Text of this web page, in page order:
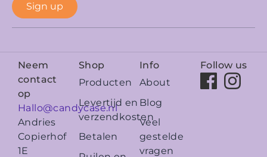
Sign up
Neem
contact
op
Hallo@candycase.nl
Andries
Copierhof
1E
Shop
Producten
Levertijd en
verzendkosten
Betalen
Info
About
Blog
Veel
gestelde
vragen
Follow us